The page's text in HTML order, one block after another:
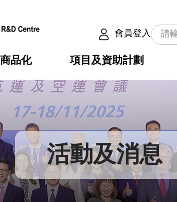
會員登入
品化
技術
服務之創新技術
項目及資助計劃
活動及消息